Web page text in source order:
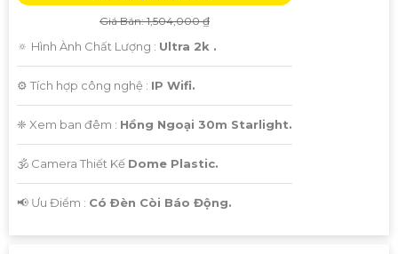
Giá Bán: 1,504,000 ₫
🔅 Hình Ành Chất Lượng : Ultra 2k .
⚙ Tích hợp công nghệ : IP Wifi.
❈ Xem ban đêm : Hồng Ngoại 30m Starlight.
🕉️ Camera Thiết Kế Dome Plastic.
️📢 Ưu Điểm : Có Ðèn Còi Báo Động.